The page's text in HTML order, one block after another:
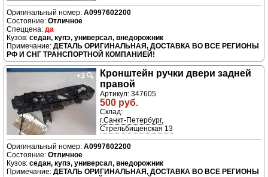
A0997602200
Отличное
да
седан, купэ, универсал, внедорожник
ДЕТАЛЬ ОРИГИНАЛЬНАЯ, ДОСТАВКА ВО ВСЕ РЕГИОНЫ
РФ И СНГ ТРАНСПОРТНОЙ КОМПАНИЕЙ!
+3 🔍
Кронштейн ручки двери задней
правой
Артикул: 347605
500 руб.
Склад:
г.Санкт-Петербург,
Стрельбищенская 13
A0997602200
Отличное
седан, купэ, универсал, внедорожник
ДЕТАЛЬ ОРИГИНАЛЬНАЯ, ДОСТАВКА ВО ВСЕ РЕГИОНЫ